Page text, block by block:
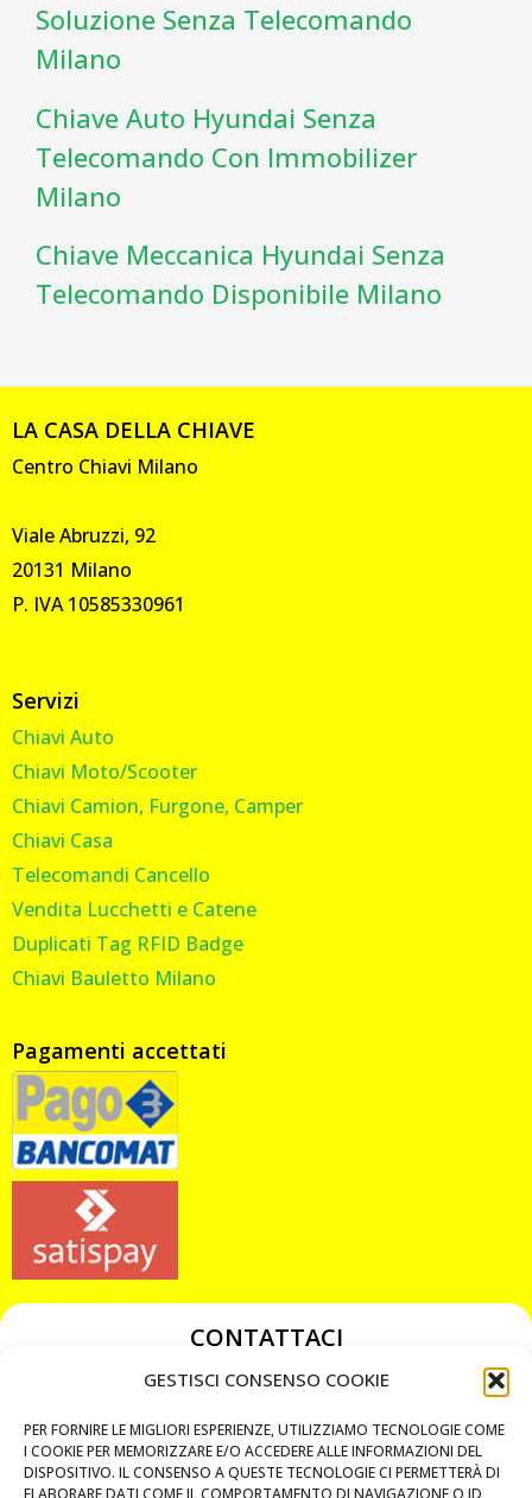
GESTISCI CONSENSO COOKIE
PER FORNIRE LE MIGLIORI ESPERIENZE, UTILIZZIAMO TECNOLOGIE COME
I COOKIE PER MEMORIZZARE E/O ACCEDERE ALLE INFORMAZIONI DEL
DISPOSITIVO. IL CONSENSO A QUESTE TECNOLOGIE CI PERMETTERÀ DI
ELABORARE DATI COME IL COMPORTAMENTO DI NAVIGAZIONE O ID
Soluzione Senza Telecomando
Milano
Chiave Auto Hyundai Senza
Telecomando Con Immobilizer
Milano
Chiave Meccanica Hyundai Senza
Telecomando Disponibile Milano
LA CASA DELLA CHIAVE
Centro Chiavi Milano
Viale Abruzzi, 92
20131 Milano
P. IVA 10585330961
Servizi
Chiavi Auto
Chiavi Moto/Scooter
Chiavi Camion, Furgone, Camper
Chiavi Casa
Telecomandi Cancello
Vendita Lucchetti e Catene
Duplicati Tag RFID Badge
Chiavi Bauletto Milano
Pagamenti accettati
CONTATTACI
349 3863811
chiavicodificate@gmail.com